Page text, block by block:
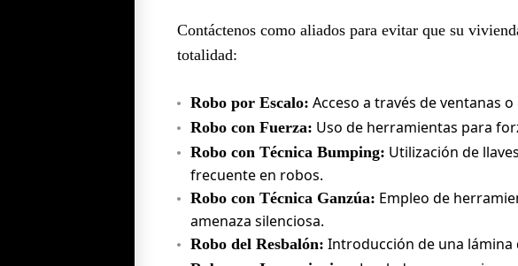
Contáctenos como aliados para evitar que su
totalidad:
Robo por Escalo: Acceso a través de ventanas
Robo con Fuerza: Uso de herramientas para
Robo con Técnica Bumping: Utilización de
frecuente en robos.
Robo con Técnica Ganzúa: Empleo de
amenaza silenciosa.
Robo del Resbalón: Introducción de una lámina